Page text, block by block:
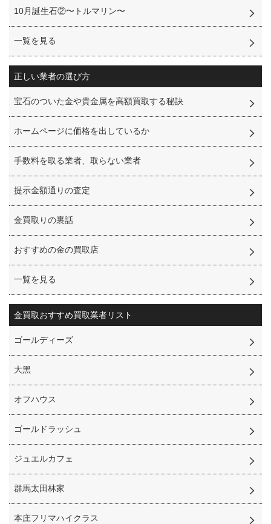
10月誕生石②〜トルマリン〜
一覧を見る
正しい業者の選び方
宝石のついた金や貴金属を高額買取する秘訣
ホームページに価格を出しているか
手数料を取る業者、取らない業者
提示金額通りの査定
金買取りの裏話
おすすめの金の買取店
一覧を見る
金買取おすすめ買取業者リスト
ゴールディーズ
⼤⿊
オフハウス
ゴールドラッシュ
ジュエルカフェ
群馬太田林家
本庄フリマハイクラス